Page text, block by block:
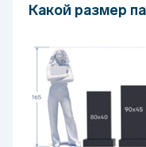
Какой размер